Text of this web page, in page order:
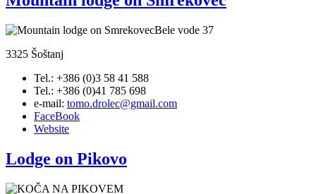
Bele vode 37
3325 Šoštanj
Tel.: +386 (0)3 58 41 588
Tel.: +386 (0)41 785 698
e-mail: tomo.drolec@gmail.com
FaceBook
Website
Lodge on Pikovo